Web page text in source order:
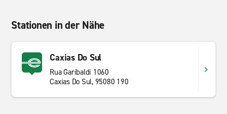
Stationen in der Nähe
Caxias Do Sul
Rua Garibaldi 1060
Caxias Do Sul, 95080 190